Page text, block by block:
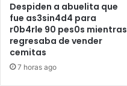
Despiden a abuelita que
fue as3sin4d4 para
r0b4rle 90 pes0s mientras
regresaba de vender
cemitas
7 horas ago